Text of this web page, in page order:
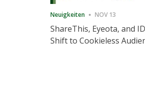
Neuigkeiten NOV 13
ShareThis, Eyeota, and
Shift to Cookieless